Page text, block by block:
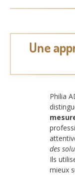
Une
Philia
des
Ils
mieux